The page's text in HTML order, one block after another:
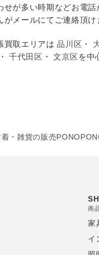
が多い時期などお電
がメールにてご連絡頂け
買取エリアは品川区 ・
・千代田区 ・ 文京区 を中
・雑貨の販売
商
家
イ